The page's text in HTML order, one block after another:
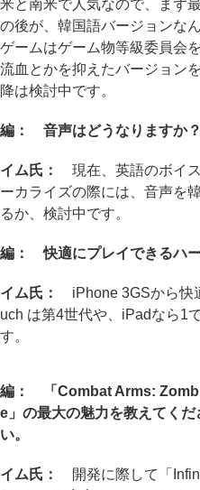
米と南米で人気なので、まず
の後が、韓国語バージョンな
ゲームはゲーム物等級委員会
流血とかを抑えたバージョン
降は検討中です。
編： 音声はどうなりますか？
イム氏：
現在、英語のボイ
ーカライズの際には、音声を
るか、検討中です。
編： 快適にプレイできるハ
イム氏：
iPhone 3GSから快
uch は第4世代や、iPadなら1
す。
編： 「Combat Arms:
e」の最大の魅力を教えてくだ
い。
イム氏：
開発に際して「